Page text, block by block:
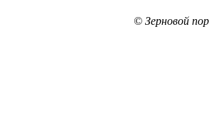
© Зерновой